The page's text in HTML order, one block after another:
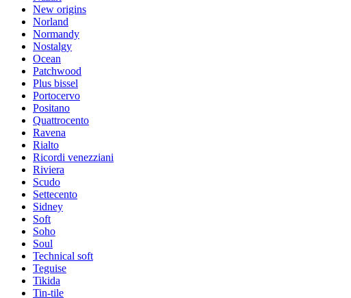
New origins
Norland
Normandy
Nostalgy
Ocean
Patchwood
Plus bissel
Portocervo
Positano
Quattrocento
Ravena
Rialto
Ricordi venezziani
Riviera
Scudo
Settecento
Sidney
Soft
Soho
Soul
Technical soft
Teguise
Tikida
Tin-tile